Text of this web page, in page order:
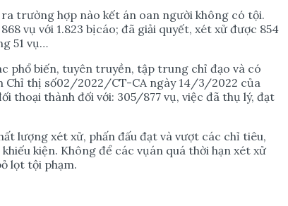
trường hợp nào kết án oan người không có tội.
vụ với 1.823 bịcáo; đã giải quyết, xét xử được 854
51 vụ…
phổ biến, tuyên truyền, tập trung chỉ đạo và có
Chỉ thị số02/2022/CT-CA ngày 14/3/2022 của
thoại thành đối với: 305/877 vụ, việc đã thụ lý, đạt
lượng xét xử, phấn đấu đạt và vượt các chỉ tiêu,
kiện. Không để các vụán quá thời hạn xét xử
lọt tội phạm.